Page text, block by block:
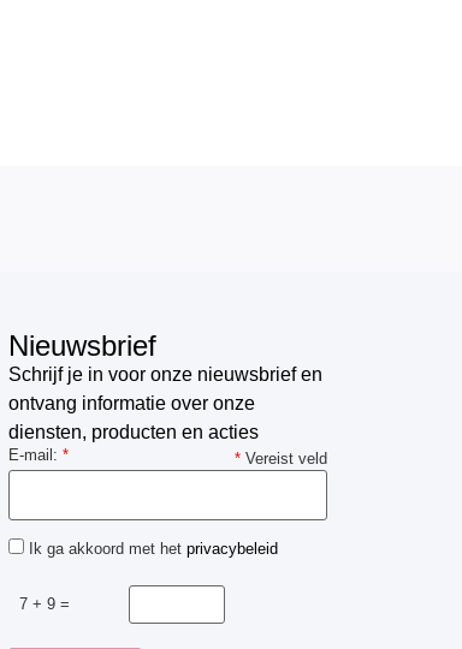
Nieuwsbrief
Schrijf je in voor onze nieuwsbrief en
ontvang informatie over onze
diensten, producten en acties
* Vereist veld
E-mail: *
Ik ga akkoord met het privacybeleid
7 + 9 =